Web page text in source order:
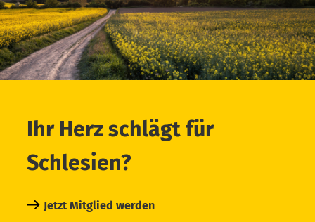
Ihr Herz schlägt für
Schlesien?
Jetzt Mitglied werden